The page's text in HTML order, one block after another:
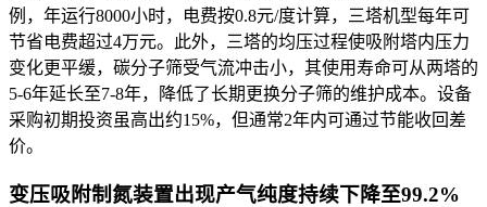
例，年运行8000小时，电费按0.8元/度计算，三塔机型每年可
节省电费超过4万元。此外，三塔的均压过程使吸附塔内压力
变化更平缓，碳分子筛受气流冲击小，其使用寿命可从两塔的
5-6年延长至7-8年，降低了长期更换分子筛的维护成本。设备
采购初期投资虽高出约15%，但通常2年内可通过节能收回差
价。
变压吸附制氮装置出现产气纯度持续下降至99.2%